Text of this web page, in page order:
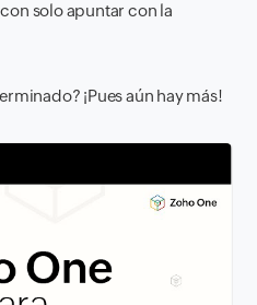
solo apuntar con la
¡Pues aún hay más!